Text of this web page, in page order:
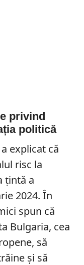
privind
politică
explicat că
risc la
ţintă a
2024. În
spun că
Bulgaria, cea
să
şi să